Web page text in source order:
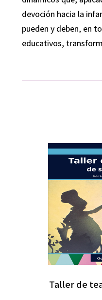
devoción hacia la
pueden y deben, en
educativos,
Taller de